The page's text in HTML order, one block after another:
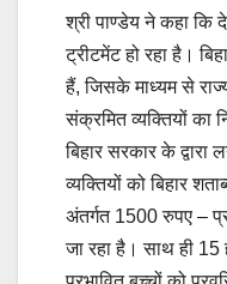
श्री पाण्डेय ने कहा कि
ट्रीटमेंट हो रहा है।
हैं, जिसके माध्यम से
संक्रमित व्यक्तियों का
बिहार सरकार के
व्यक्तियों को बिहार
अंतर्गत 1500 रुपए –
जा रहा है। साथ ही